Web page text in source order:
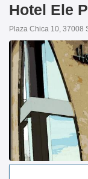
Hotel Ele
Plaza Chica 10, 37008